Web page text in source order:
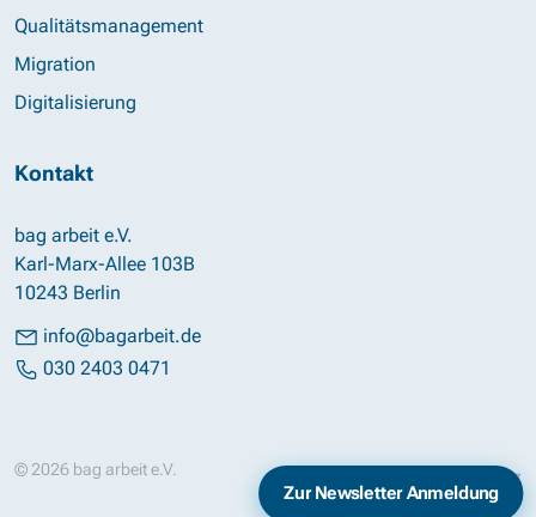
Qualitätsmanagement
Migration
Digitalisierung
Kontakt
bag arbeit e.V.
Karl-Marx-Allee 103B
10243 Berlin
info@bagarbeit.de
030 2403 0471
© 2026 bag arbeit e.V. Datenschutz
Zur Newsletter Anmeldung